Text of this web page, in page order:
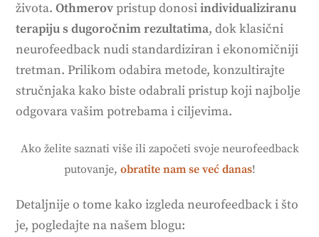
života.Othmerovpristup donosiindividualiziranu
terapiju s dugoročnim rezultatima, dok klasični
neurofeedback nudi standardiziran i ekonomičniji
tretman. Prilikom odabira metode, konzultirajte
stručnjaka kako biste odabrali pristup koji najbolje
odgovara vašim potrebama i ciljevima.
Ako želite saznati više ili započeti svoje neurofeedback
putovanje, obratite nam se već danas!
Detaljnije o tome kako izgleda neurofeedback i što
je, pogledajte na našem blogu: